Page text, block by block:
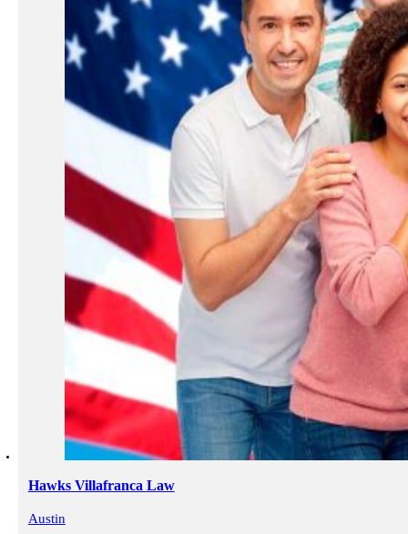
Hawks Villafranca Law
Austin